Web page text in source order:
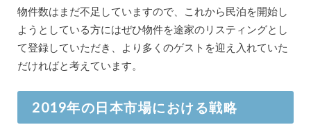
物件数はまだ不足していますので、これから民泊を開始し
ようとしている方にはぜひ物件を途家のリスティングとし
て登録していただき、より多くのゲストを迎え入れていた
だければと考えています。
2019年の日本市場における戦略